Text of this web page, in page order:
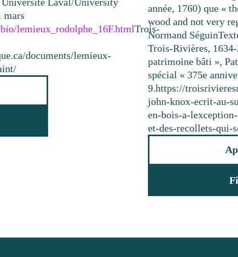
mars
lemieux_rodolphe_16F.htmlTrois-
documents/lemieux-
année, 1760) que «
wood and not very
Normand Séguin
Trois-Rivières,
patrimoine bâti »,
spécial « 375e
9.https://
john-knox-ecrit-au-
en-bois-a-
et-des-recollets-qui-